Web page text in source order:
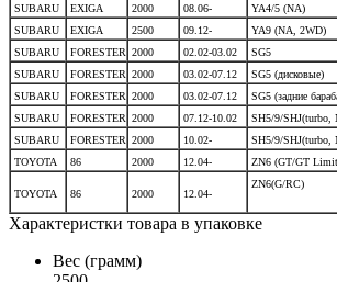
SUBARU
EXIGA 2000 08.06-
YA4/5 (NA)
SUBARU
EXIGA 2500 09.12-
YA9 (NA, 2WD)
SUBARU
FORESTER 2000 02.02-03.02
SG5
SUBARU
FORESTER 2000 03.02-07.12
SG5 (дисковые)
SUBARU
FORESTER 2000 03.02-07.12
SG5 (задние
SUBARU
FORESTER 2000 07.12-10.02
SH5/9/SHJ(turbo,
SUBARU
FORESTER 2000 10.02-
SH5/9/SHJ(turbo,
TOYOTA
86 2000 12.04- ZN6 (GT/GT
TOYOTA 86 2000 12.04-
ZN6(G/RC)
Характеристки товара в упаковке
Вес (грамм)